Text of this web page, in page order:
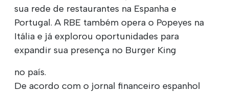
sua rede de restaurantes na Espanha e
Portugal. A RBE também opera o Popeyes na
Itália e já explorou oportunidades para
expandir sua presença no Burger King
no país.
De acordo com o jornal financeiro espanhol